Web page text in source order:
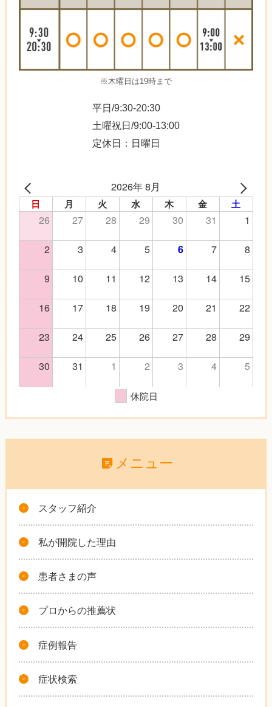
※木曜日は19時まで
平日/9:30-20:30
土曜祝日/9:00-13:00
定休日：日曜日
2026年 8月
日 月 火 水 木 金 土
26 27 28 29 30 31
1
2
3 4 5 6 7
8
9
10 11 12 13 14
15
16
17 18 19 20 21
22
23
24 25 26 27 28
29
30
31 1 2 3 4 5
休院日
メニュー
スタッフ紹介
私が開院した理由
患者さまの声
プロからの推薦状
症例報告
症状検索